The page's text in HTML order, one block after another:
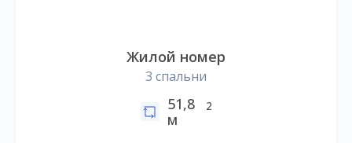
Жилой номер
3 спальни
51,8
м
2